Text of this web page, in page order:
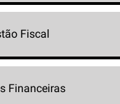
Fiscal
Financeiras